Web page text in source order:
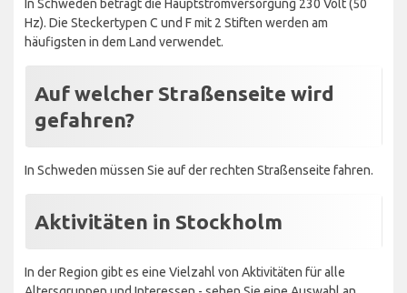
In Schweden beträgt die Hauptstromversorgung 230 Volt (50
Hz). Die Steckertypen C und F mit 2 Stiften werden am
häufigsten in dem Land verwendet.
Auf welcher Straßenseite wird
gefahren?
In Schweden müssen Sie auf der rechten Straßenseite fahren.
Aktivitäten in Stockholm
In der Region gibt es eine Vielzahl von Aktivitäten für alle